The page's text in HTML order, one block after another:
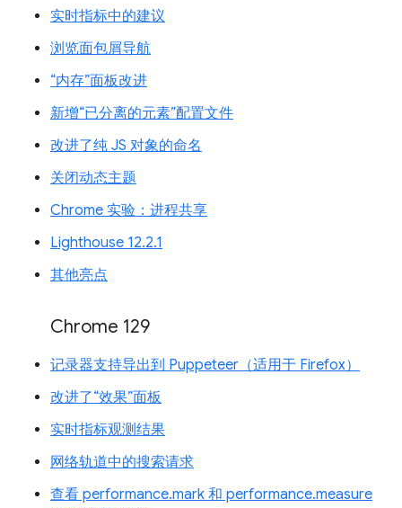
实时指标中的建议
浏览面包屑导航
“内存”面板改进
新增“已分离的元素”配置文件
改进了纯 JS 对象的命名
关闭动态主题
Chrome 实验：进程共享
Lighthouse 12.2.1
其他亮点
Chrome 129
记录器支持导出到 Puppeteer（适用于 Firefox）
改进了“效果”面板
实时指标观测结果
网络轨道中的搜索请求
查看 performance.mark 和 performance.measure